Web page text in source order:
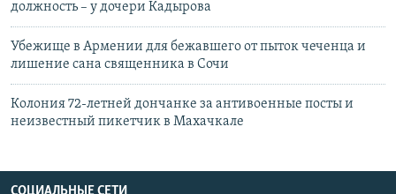
должность – у дочери Кадырова
Убежище в Армении для бежавшего от пыток чеченца и
лишение сана священника в Сочи
Колония 72-летней дончанке за антивоенные посты и
неизвестный пикетчик в Махачкале